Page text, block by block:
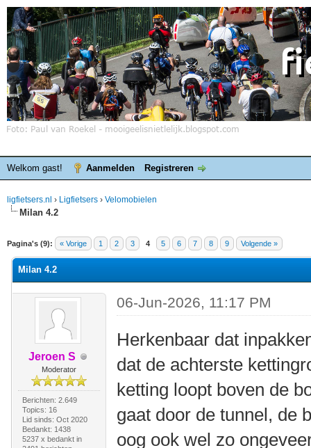
Welkom gast! Aanmelden Registreren
ligfietsers.nl › Ligfietsers › Velomobielen
Milan 4.2
Pagina's (9): « Vorige 1 2 3 4 5 6 7 8 9 Volgende »
waardering is 0
Milan 4.2
Jeroen S
Moderator
Berichten: 2.649
Topics: 16
Lid sinds: Oct 2020
Bedankt: 1438
5237 x bedankt in
06-Jun-2026, 11:17 PM
Herkenbaar dat
dat de achterste
ketting loopt boven de
gaat door de tunnel, de
oog ook wel zo